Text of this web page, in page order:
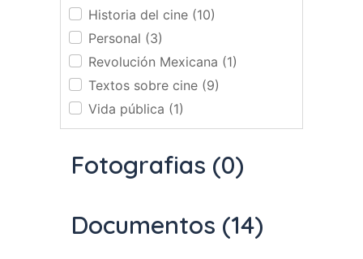
Historia del cine (10)
Personal (3)
Revolución Mexicana (1)
Textos sobre cine (9)
Vida pública (1)
Fotografias (0)
Documentos (14)